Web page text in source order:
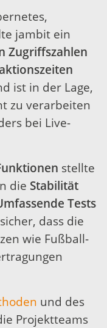
jambit ein
Zugriffszahlen
ist in der Lage,
zu verarbeiten
bei Live-
stellte
die Stabilität
Tests
dass die
wie Fußball-
und des
Projektteams